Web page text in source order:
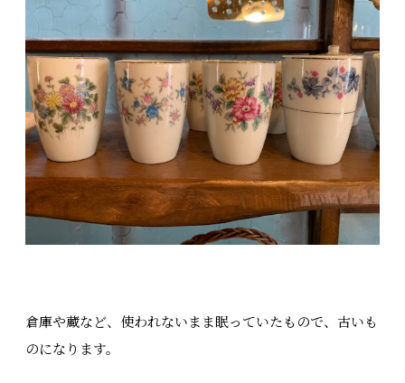
倉庫や蔵など、使われないまま眠っていたもので、古いも
のになります。